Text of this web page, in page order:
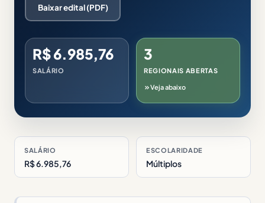
Baixar edital (PDF)
R$ 6.985,76
SALÁRIO
3
REGIONAIS ABERTAS
Veja abaixo
SALÁRIO
R$ 6.985,76
ESCOLARIDADE
Múltiplos